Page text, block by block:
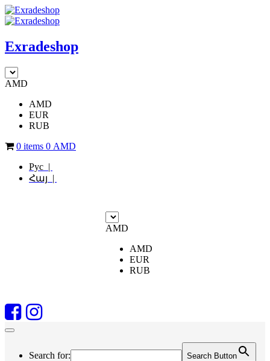
Exradeshop
AMD
AMD
EUR
RUB
0 items 0 AMD
Рус |
Հայ |
AMD
AMD
EUR
RUB
Search for: Search Button